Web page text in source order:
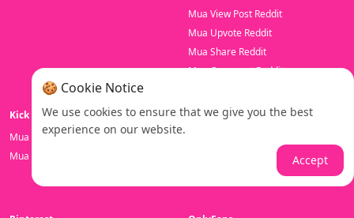
Mua View Post Reddit
Mua Upvote Reddit
Mua Share Reddit
Mua Comment Reddit
Kick
Mua View Live Stream Kick
Mua Follower Kick
LinkedIn
Mua View Video LinkedIn
🍪 Cookie Notice
We use cookies to ensure that we give you the best
experience on our website.
Accept